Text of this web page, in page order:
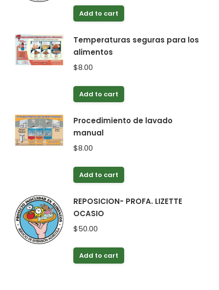
Add to cart
Temperaturas seguras para los
alimentos
$8.00
Add to cart
Procedimiento de lavado
manual
$8.00
Add to cart
REPOSICION- PROFA. LIZETTE
OCASIO
$50.00
Add to cart